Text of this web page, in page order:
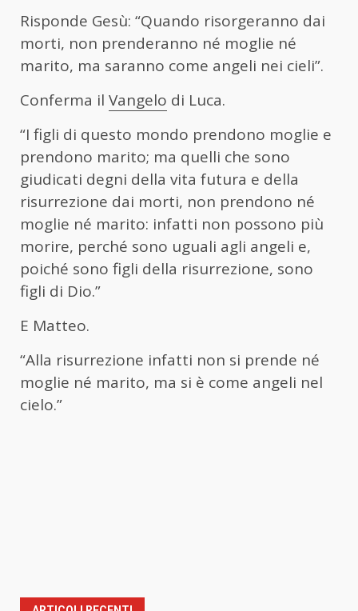
Risponde Gesù: “Quando risorgeranno dai
morti, non prenderanno né moglie né
marito, ma saranno come angeli nei cieli”.
Conferma il Vangelo di Luca.
“I figli di questo mondo prendono moglie e
prendono marito; ma quelli che sono
giudicati degni della vita futura e della
risurrezione dai morti, non prendono né
moglie né marito: infatti non possono più
morire, perché sono uguali agli angeli e,
poiché sono figli della risurrezione, sono
figli di Dio.”
E Matteo.
“Alla risurrezione infatti non si prende né
moglie né marito, ma si è come angeli nel
cielo.”